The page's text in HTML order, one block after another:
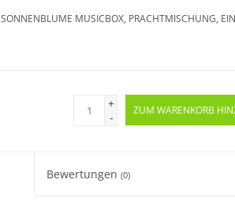
SONNENBLUME MUSICBOX, PRACHTMISCHUNG,
+
-
ZUM WARENKORB
Bewertungen(0)